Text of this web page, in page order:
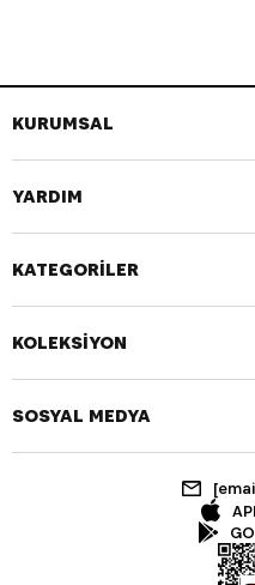
KURUMSAL
YARDIM
KATEGORİLER
KOLEKSİYON
SOSYAL MEDYA